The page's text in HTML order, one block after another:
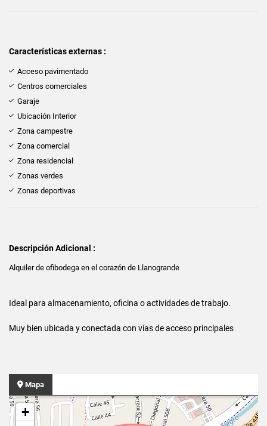
Características externas :
Acceso pavimentado
Centros comerciales
Garaje
Ubicación Interior
Zona campestre
Zona comercial
Zona residencial
Zonas verdes
Zonas deportivas
Descripción Adicional :
Alquiler de ofibodega en el corazón de Llanogrande
Ideal para almacenamiento, oficina o actividades de trabajo.
Muy bien ubicada y conectada con vías de acceso principales
Mapa
+